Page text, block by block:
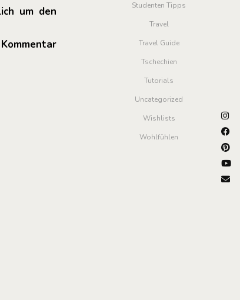
um den
Studenten Tipps
Travel
Travel Guide
Tschechien
Tutorials
Uncategorized
Wishlists
Wohlfühlen